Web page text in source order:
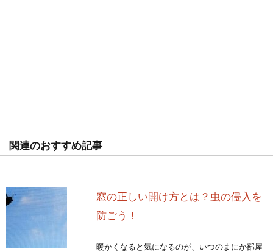
関連のおすすめ記事
窓の正しい開け方とは？虫の侵入を
防ごう！
暖かくなると気になるのが、いつのまにか部屋